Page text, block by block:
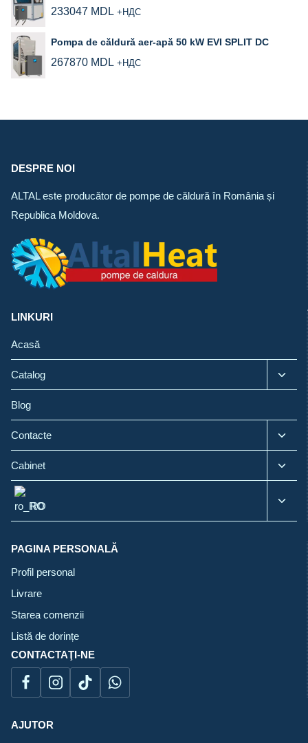
233047 MDL +НДС
Pompa de căldură aer‑apă 50 kW EVI SPLIT DC
267870 MDL +НДС
DESPRE NOI
ALTAL este producător de pompe de căldură în România și
Republica Moldova.
LINKURI
Acasă
Catalog
child
Blog
Contacte
child
menu
Cabinet
child
RO
menu
PAGINA PERSONALĂ
Profil personal
Livrare
Starea comenzii
Listă de dorințe
CONTACTAŢI-NE
AJUTOR